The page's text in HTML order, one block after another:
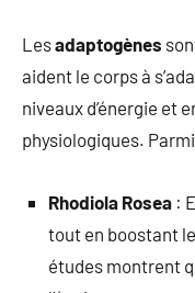
Lesadaptogènes
aident le corps à
niveaux d’énergie et
physiologiques.
Rhodiola Rosea :
tout en boostant
études montrent